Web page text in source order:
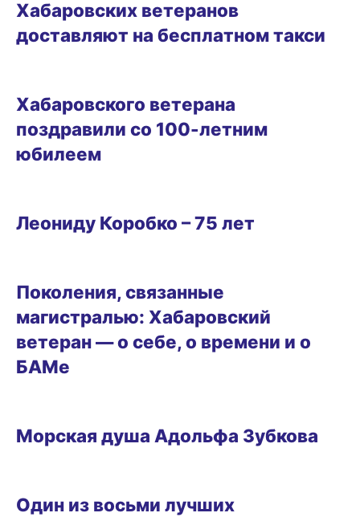
Хабаровских ветеранов
доставляют на бесплатном такси
Хабаровского ветерана
поздравили со 100-летним
юбилеем
Леониду Коробко – 75 лет
Поколения, связанные
магистралью: Хабаровский
ветеран — о себе, о времени и о
БАМе
Морская душа Адольфа Зубкова
Один из восьми лучших